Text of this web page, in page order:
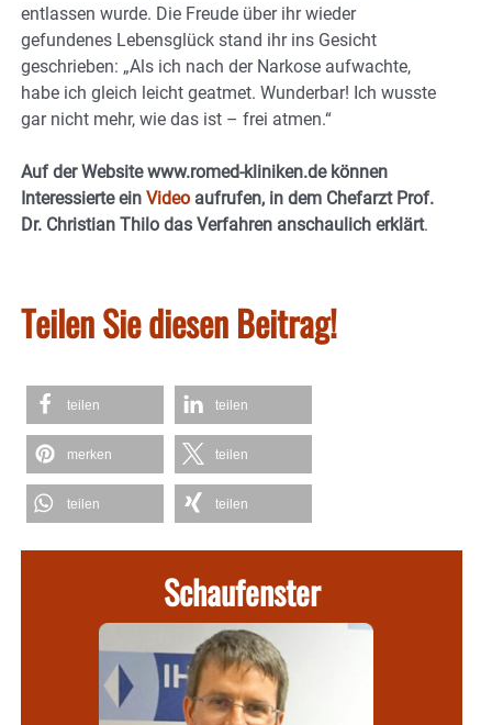
entlassen wurde. Die Freude über ihr wieder
gefundenes Lebensglück stand ihr ins Gesicht
geschrieben: „Als ich nach der Narkose aufwachte,
habe ich gleich leicht geatmet. Wunderbar! Ich wusste
gar nicht mehr, wie das ist – frei atmen.“
Auf der Website www.romed-kliniken.de können
Interessierte ein Video aufrufen, in dem Chefarzt Prof.
Dr. Christian Thilo das Verfahren anschaulich erklärt.
Teilen Sie diesen Beitrag!
teilen teilen
merken teilen
teilen teilen
Schaufenster